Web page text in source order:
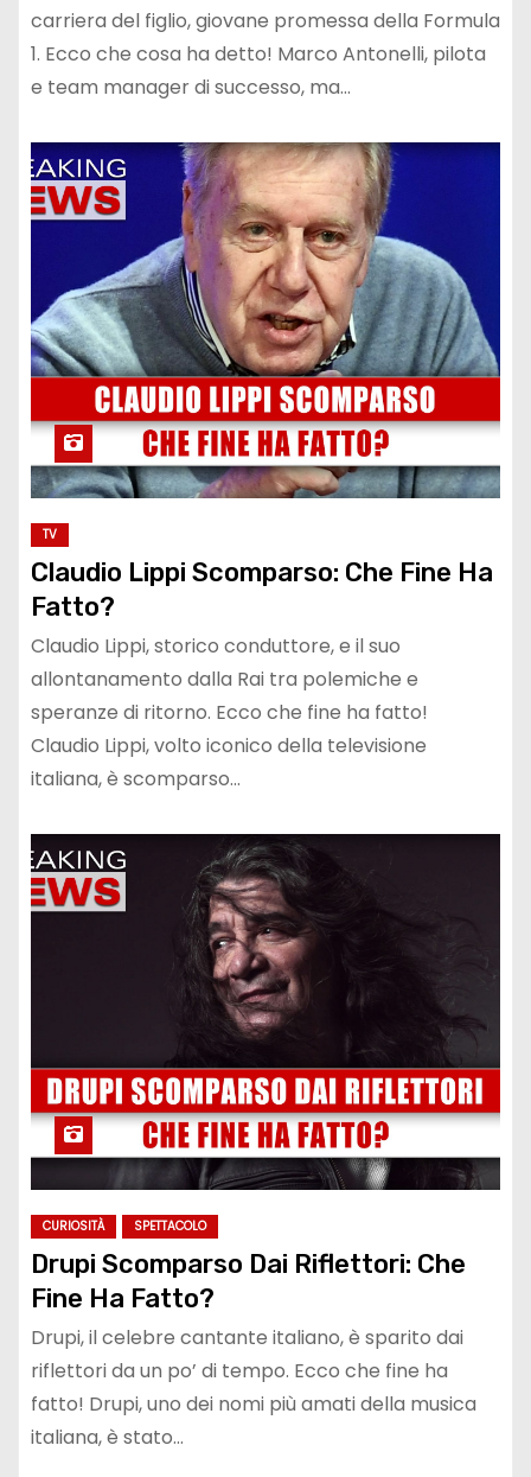
carriera del figlio, giovane promessa della Formula
1. Ecco che cosa ha detto! Marco Antonelli, pilota
e team manager di successo, ma…
TV
Claudio Lippi Scomparso: Che Fine Ha
Fatto?
Claudio Lippi, storico conduttore, e il suo
allontanamento dalla Rai tra polemiche e
speranze di ritorno. Ecco che fine ha fatto!
Claudio Lippi, volto iconico della televisione
italiana, è scomparso…
CURIOSITÀ SPETTACOLO
Drupi Scomparso Dai Riflettori: Che
Fine Ha Fatto?
Drupi, il celebre cantante italiano, è sparito dai
riflettori da un po’ di tempo. Ecco che fine ha
fatto! Drupi, uno dei nomi più amati della musica
italiana, è stato…